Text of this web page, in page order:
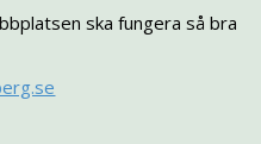
ska fungera så bra